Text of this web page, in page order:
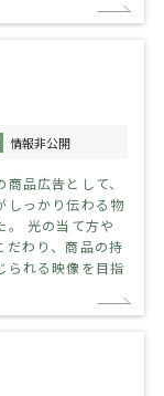
情報非公開
品広告として、
しっかり伝わる物
。 光の当て方や
だわり、商品の持
られる映像を目指